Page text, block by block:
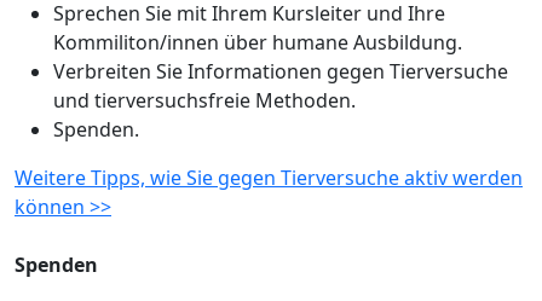
Sprechen Sie mit Ihrem Kursleiter und Ihre
Kommiliton/innen über humane Ausbildung.
Verbreiten Sie Informationen gegen Tierversuche
und tierversuchsfreie Methoden.
Spenden.
Weitere Tipps, wie Sie gegen Tierversuche aktiv werden
können >>
Spenden